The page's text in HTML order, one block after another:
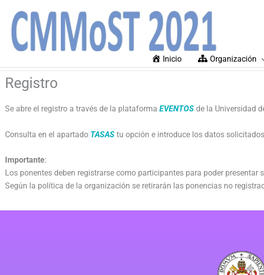
Inicio Organización
Registro
Se abre el registro a través de la plataforma EVENTOS de la Universidad
Consulta en el apartado TASAS tu opción e introduce los datos
Importante:
Los ponentes deben registrarse como participantes para poder presentar
Según la política de la organización se retirarán las ponencias no